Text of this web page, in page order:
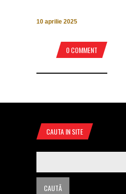
10 aprilie 2025
0 COMMENT
CAUTA IN SITE